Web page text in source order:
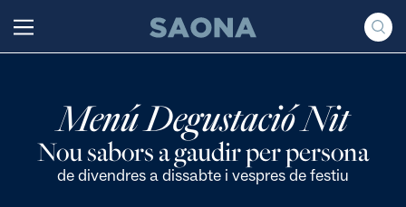
Grupo Saona
Menú Degustació Nit
Nou sabors a gaudir per persona
de divendres a dissabte i vespres de festiu